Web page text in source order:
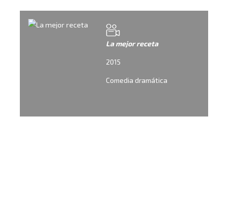
La mejor receta
2015
Comedia dramática